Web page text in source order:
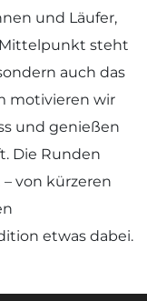
und Läufer,
steht
auch das
motivieren wir
und genießen
Die Runden
von kürzeren
etwas dabei.